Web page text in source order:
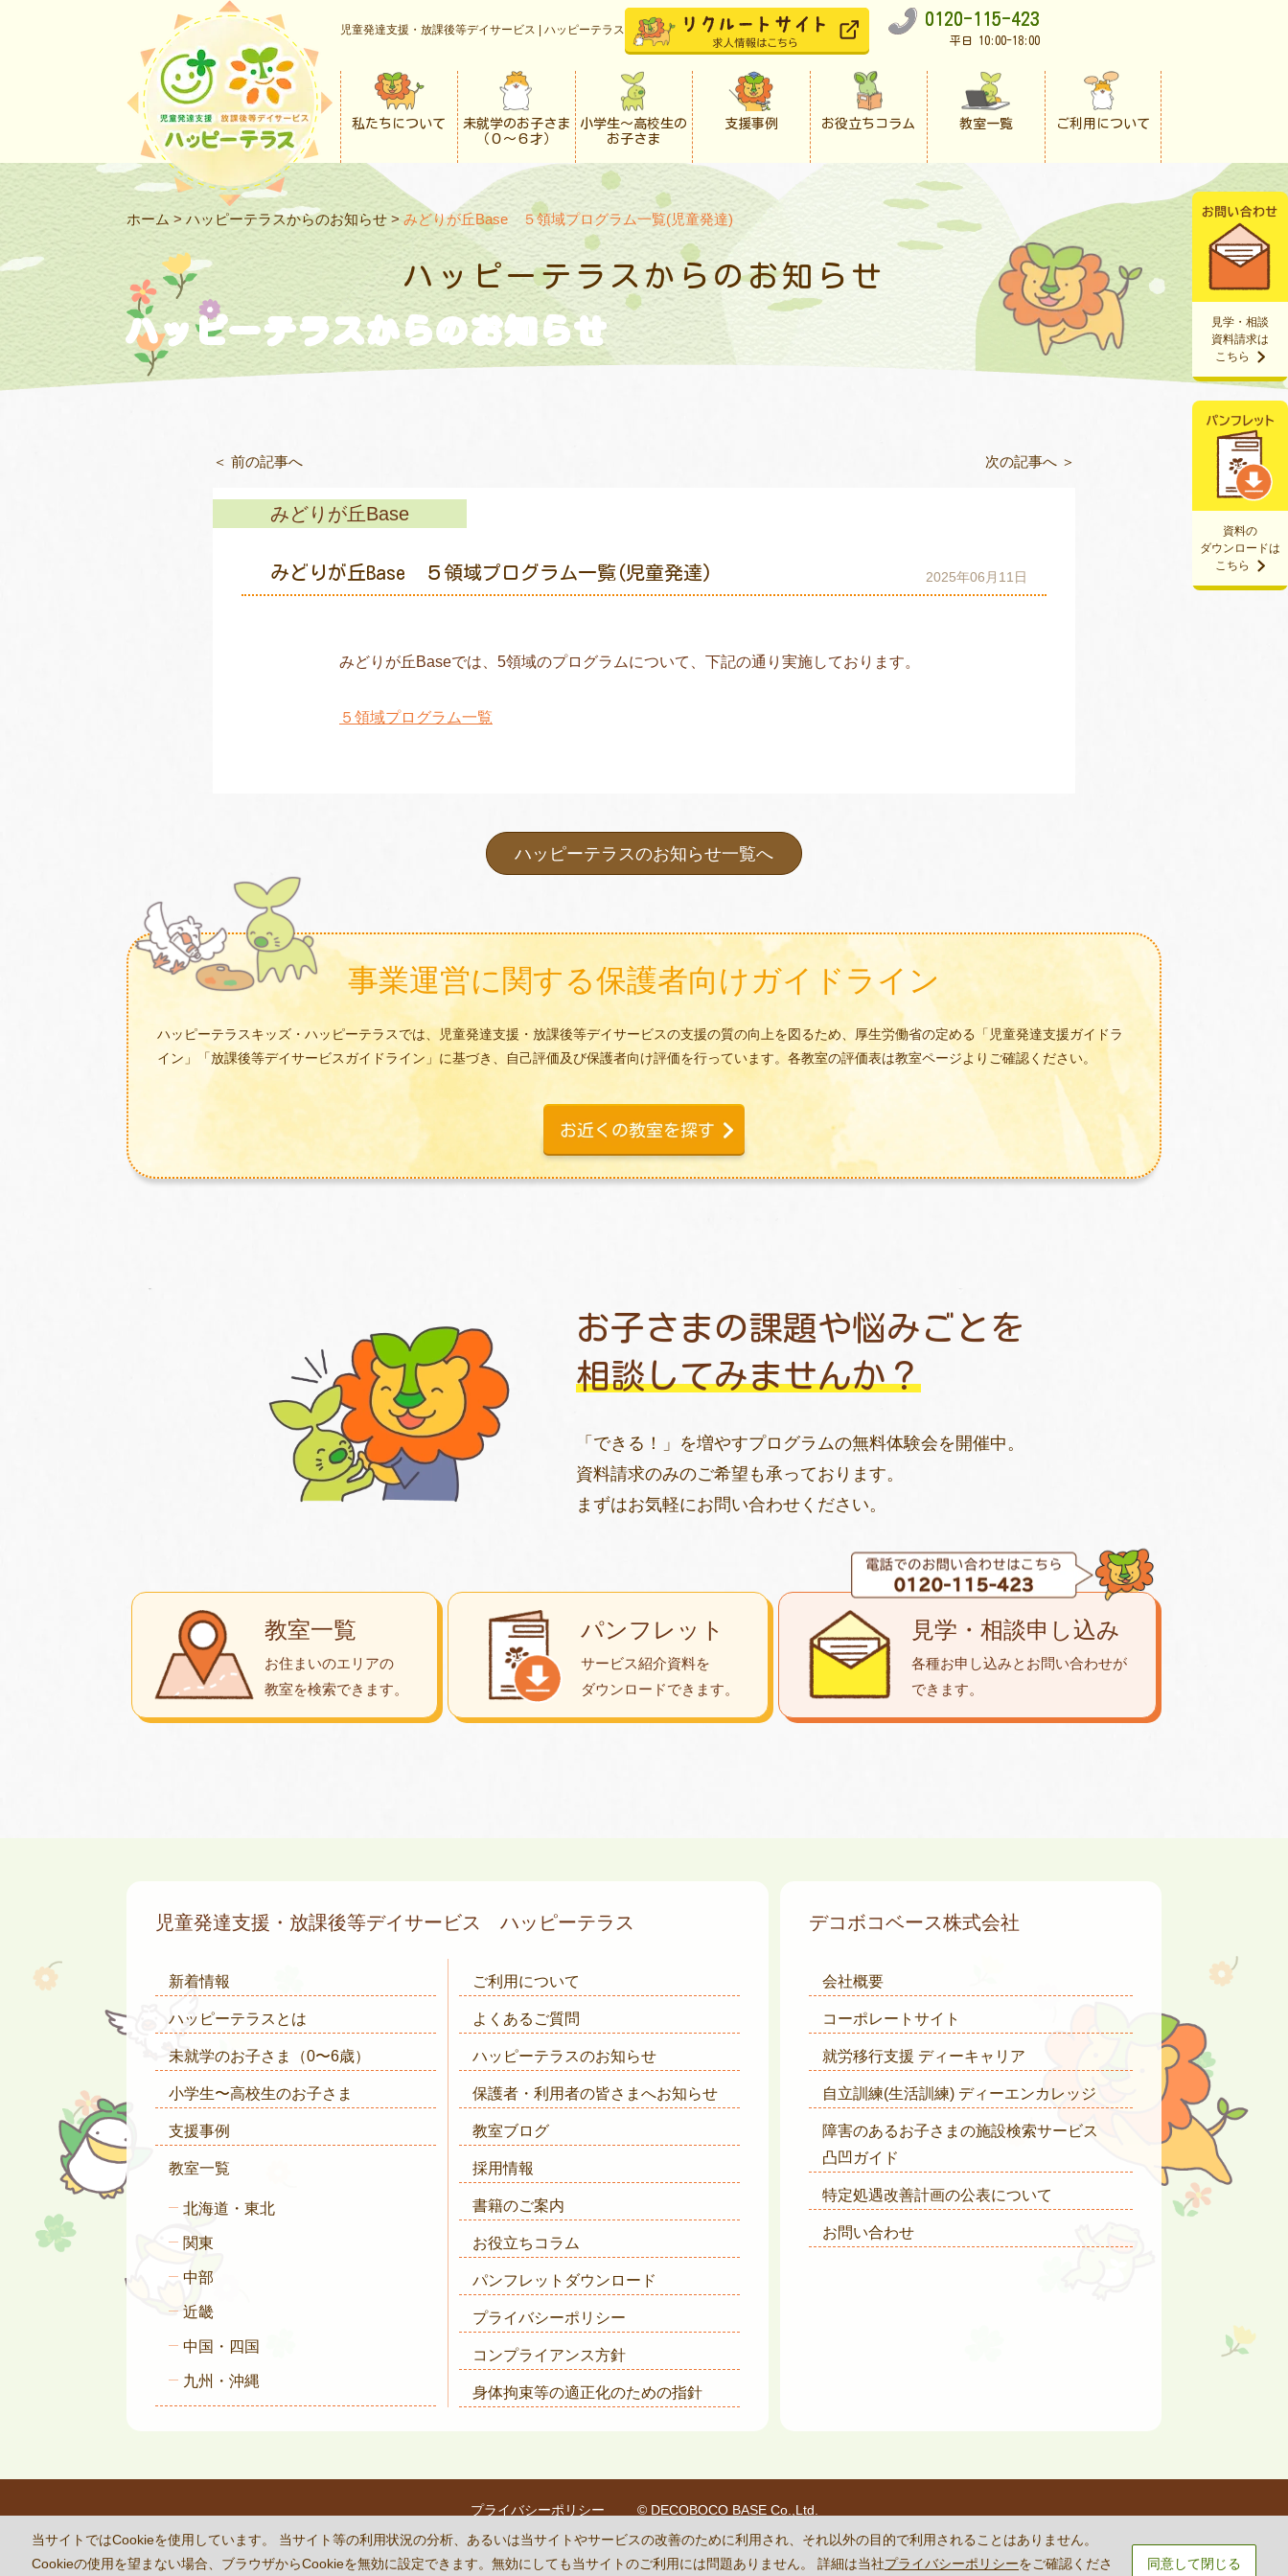
児童発達支援・放課後等デイサービス | ハッピーテラス
0120-115-423
平日 10:00-18:00
私たちについて
未就学のお子さま
（０〜６才）
小学生〜高校生の
お子さま
支援事例 お役立ちコラム 教室一覧 ご利用について
資料の
ダウンロードは
こちら
見学・相談
資料請求は
こちら
ホーム > ハッピーテラスからのお知らせ > みどりが丘Base ５領域プログラム一覧(児童発達)
ハッピーテラスからのお知らせ
ハッピーテラスからのお知らせ
＜ 前の記事へ 次の記事へ ＞
みどりが丘Base
みどりが丘Base ５領域プログラム一覧(児童発達) 2025年06月11日
みどりが丘Baseでは、5領域のプログラムについて、下記の通り実施しております。
５領域プログラム一覧
ハッピーテラスのお知らせ一覧へ
事業運営に関する保護者向けガイドライン
ハッピーテラスキッズ・ハッピーテラスでは、児童発達支援・放課後等デイサービスの支援の質の向上を図るため、厚生労働省の定める「児童発達支援ガイドラ
イン」「放課後等デイサービスガイドライン」に基づき、自己評価及び保護者向け評価を行っています。各教室の評価表は教室ページよりご確認ください。
お子さまの課題や悩みごとを
相談してみませんか？
「できる！」を増やすプログラムの無料体験会を開催中。
資料請求のみのご希望も承っております。
まずはお気軽にお問い合わせください。
教室一覧
お住まいのエリアの
教室を検索できます。
パンフレット
サービス紹介資料を
ダウンロードできます。
見学・相談申し込み
各種お申し込みとお問い合わせが
できます。
児童発達支援・放課後等デイサービス ハッピーテラス
新着情報
ハッピーテラスとは
未就学のお子さま （0〜6歳）
小学生〜高校生のお子さま
支援事例
教室一覧
北海道・東北
関東
中部
近畿
中国・四国
九州・沖縄
ご利用について
よくあるご質問
ハッピーテラスのお知らせ
保護者・利用者の皆さまへお知らせ
教室ブログ
採用情報
書籍のご案内
お役立ちコラム
パンフレットダウンロード
プライバシーポリシー
コンプライアンス方針
身体拘束等の適正化のための指針
デコボコベース株式会社
会社概要
コーポレートサイト
就労移行支援 ディーキャリア
自立訓練(生活訓練) ディーエンカレッジ
障害のあるお子さまの施設検索サービス
凸凹ガイド
特定処遇改善計画の公表について
お問い合わせ
プライバシーポリシー
© DECOBOCO BASE Co.,Ltd.
This site is protected by reCAPTCHAand the GooglePrivacy Policy and Terms of Serviceapply.
当サイトではCookieを使用しています。 当サイト等の利用状況の分析、あるいは当サイトやサービスの改善のために利用され、それ以外の目的で利用されることはありません。
Cookieの使用を望まない場合、ブラウザからCookieを無効に設定できます。無効にしても当サイトのご利用には問題ありません。 詳細は当社プライバシーポリシーをご確認くださ 同意して閉じる